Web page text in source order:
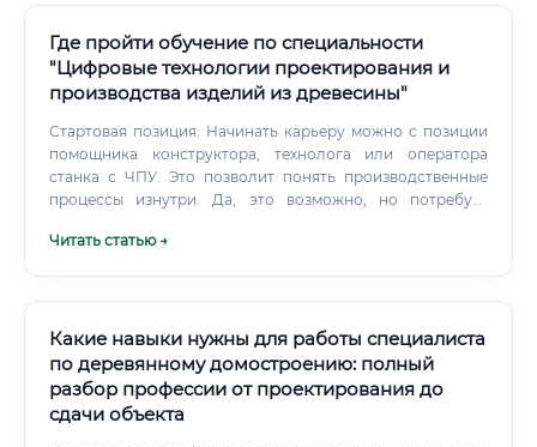
Где пройти обучение по специальности
"Цифровые технологии проектирования и
производства изделий из древесины"
Стартовая позиция: Начинать карьеру можно с позиции
помощника конструктора, технолога или оператора
станка с ЧПУ. Это позволит понять производственные
процессы изнутри. Да, это возможно, но потребует
Читать статью →
Какие навыки нужны для работы специалиста
по деревянному домостроению: полный
разбор профессии от проектирования до
сдачи объекта